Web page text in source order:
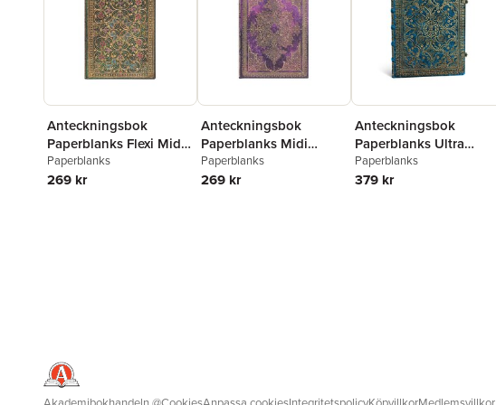
Anteckningsbok
Paperblanks Flexi Midi -
Pinnacle
Paperblanks
269 kr
Anteckningsbok
Paperblanks Midi
linjerad - Bijou
Paperblanks
269 kr
Anteckningsbok
Paperblanks Ultra
olinjerad - Azure
Paperblanks
379 kr